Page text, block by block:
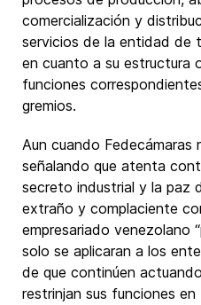
comercialización y
servicios de la entidad de
en cuanto a su estructura
funciones
gremios.
Aun cuando Fedecámaras
señalando que atenta
secreto industrial y la paz
extraño y complaciente
empresariado venezolano
solo se aplicaran a los
de que continúen
restrinjan sus funciones